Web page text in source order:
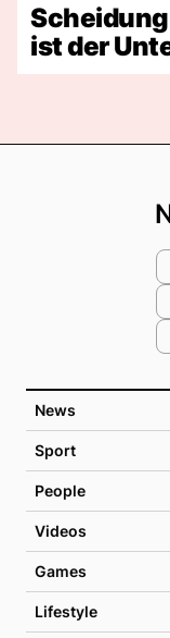
ist der
News
Sport
People
Videos
Games
Lifestyle